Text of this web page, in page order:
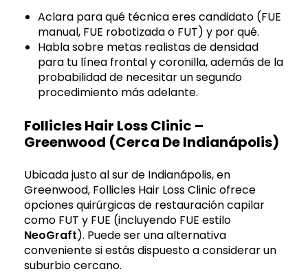
Aclara para qué técnica eres candidato (FUE
manual, FUE robotizada o FUT) y por qué.
Habla sobre metas realistas de densidad
para tu línea frontal y coronilla, además de la
probabilidad de necesitar un segundo
procedimiento más adelante.
Follicles Hair Loss Clinic –
Greenwood (cerca De Indianápolis)
Ubicada justo al sur de Indianápolis, en
Greenwood, Follicles Hair Loss Clinic ofrece
opciones quirúrgicas de restauración capilar
como FUT y FUE (incluyendo FUE estilo
NeoGraft). Puede ser una alternativa
conveniente si estás dispuesto a considerar un
suburbio cercano.